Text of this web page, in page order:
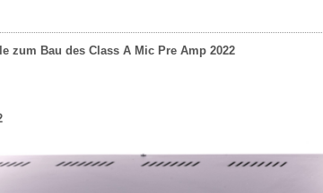
zum Bau des Class A Mic Pre Amp 2022